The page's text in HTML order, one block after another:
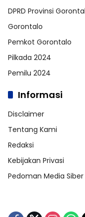
DPRD Provinsi
Gorontalo
Pemkot Gorontalo
Pilkada 2024
Pemilu 2024
Informasi
Disclaimer
Tentang Kami
Redaksi
Kebijakan Privasi
Pedoman Media Siber